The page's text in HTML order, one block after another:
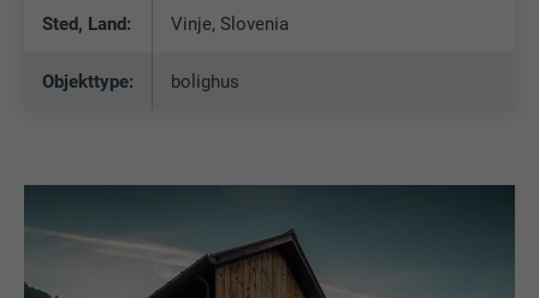
Sted, Land: Vinje, Slovenia
Objekttype: bolighus